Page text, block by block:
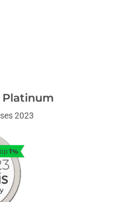
Platinum
2023